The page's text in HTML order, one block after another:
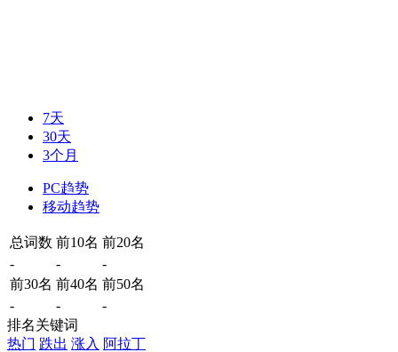
7天
30天
3个月
PC趋势
移动趋势
总词数 前10名 前20名
-
-
-
前30名 前40名 前50名
-
-
-
排名关键词
热门 跌出 涨入 阿拉丁